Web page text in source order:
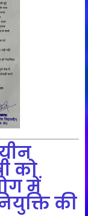
को
में
की